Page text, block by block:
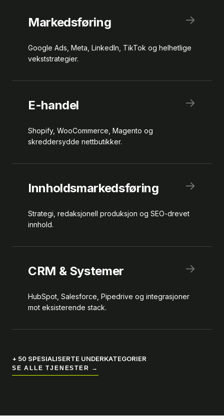
Markedsføring →
Google Ads, Meta, LinkedIn, TikTok og helhetlige
vekststrategier.
E-handel →
Shopify, WooCommerce, Magento og
skreddersydde nettbutikker.
Innholdsmarkedsføring →
Strategi, redaksjonell produksjon og SEO-drevet
innhold.
CRM & Systemer →
HubSpot, Salesforce, Pipedrive og integrasjoner
mot eksisterende stack.
+ 50 SPESIALISERTE UNDERKATEGORIER
SE ALLE TJENESTER →